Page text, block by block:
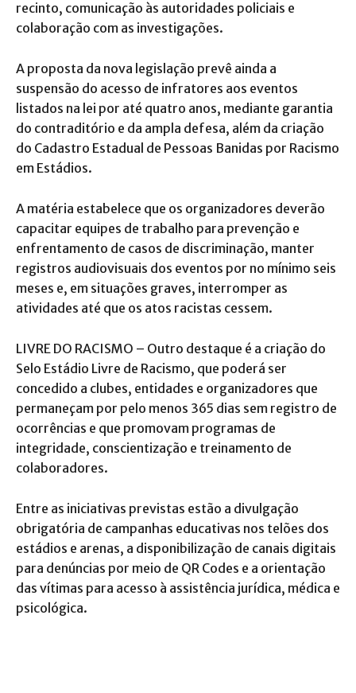
recinto, comunicação às autoridades policiais e
colaboração com as investigações.
A proposta da nova legislação prevê ainda a
suspensão do acesso de infratores aos eventos
listados na lei por até quatro anos, mediante garantia
do contraditório e da ampla defesa, além da criação
do Cadastro Estadual de Pessoas Banidas por Racismo
em Estádios.
A matéria estabelece que os organizadores deverão
capacitar equipes de trabalho para prevenção e
enfrentamento de casos de discriminação, manter
registros audiovisuais dos eventos por no mínimo seis
meses e, em situações graves, interromper as
atividades até que os atos racistas cessem.
LIVRE DO RACISMO – Outro destaque é a criação do
Selo Estádio Livre de Racismo, que poderá ser
concedido a clubes, entidades e organizadores que
permaneçam por pelo menos 365 dias sem registro de
ocorrências e que promovam programas de
integridade, conscientização e treinamento de
colaboradores.
Entre as iniciativas previstas estão a divulgação
obrigatória de campanhas educativas nos telões dos
estádios e arenas, a disponibilização de canais digitais
para denúncias por meio de QR Codes e a orientação
das vítimas para acesso à assistência jurídica, médica e
psicológica.